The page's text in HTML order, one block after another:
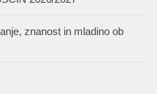
znanost in mladino ob